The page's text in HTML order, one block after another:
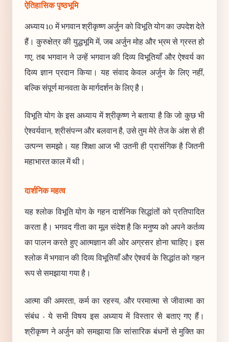
ऐतिहासिक पृष्ठभूमि
अध्याय 10 में भगवान श्रीकृष्ण अर्जुन को विभूति योग का उपदेश देते
हैं। कुरुक्षेत्र की युद्धभूमि में, जब अर्जुन मोह और भ्रम से ग्रस्त हो
गए, तब भगवान ने उन्हें भगवान की दिव्य विभूतियाँ और ऐश्वर्य का
दिव्य ज्ञान प्रदान किया। यह संवाद केवल अर्जुन के लिए नहीं,
बल्कि संपूर्ण मानवता के मार्गदर्शन के लिए है।
विभूति योग के इस अध्याय में श्रीकृष्ण ने बताया है कि जो कुछ भी
ऐश्वर्यवान, श्रीसंपन्न और बलवान है, उसे तुम मेरे तेज के अंश से ही
उत्पन्न समझो। यह शिक्षा आज भी उतनी ही प्रासंगिक है जितनी
महाभारत काल में थी।
दार्शनिक महत्व
यह श्लोक विभूति योग के गहन दार्शनिक सिद्धांतों को प्रतिपादित
करता है। भगवद गीता का मूल संदेश है कि मनुष्य को अपने कर्तव्य
का पालन करते हुए आत्मज्ञान की ओर अग्रसर होना चाहिए। इस
श्लोक में भगवान की दिव्य विभूतियाँ और ऐश्वर्य के सिद्धांत को गहन
रूप से समझाया गया है।
आत्मा की अमरता, कर्म का रहस्य, और परमात्मा से जीवात्मा का
संबंध - ये सभी विषय इस अध्याय में विस्तार से बताए गए हैं।
श्रीकृष्ण ने अर्जुन को समझाया कि सांसारिक बंधनों से मुक्ति का